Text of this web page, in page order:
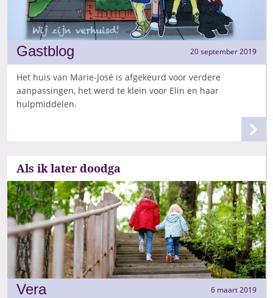
Gastblog 20 september 2019
Het huis van Marie-José is afgekeurd voor verdere
aanpassingen, het werd te klein voor Elin en haar
hulpmiddelen.
Als ik later doodga
Vera 6 maart 2019